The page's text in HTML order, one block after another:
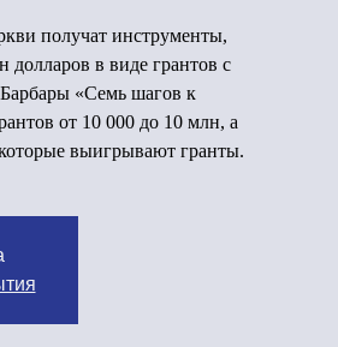
получат инструменты,
долларов в виде грантов с
«Семь шагов к
от 10 000 до 10 млн, а
выигрывают гранты.